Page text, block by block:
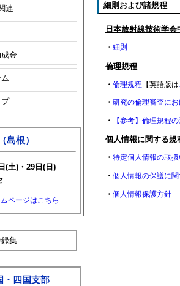
連
金
島根）
(土)・29日(日)
ページはこちら
集
・四国支部
細則および諸規程
日本放射線技術学
・ 細則
倫理規程
・ 倫理規程 【英語版は
・ 研究の倫理審査に
・ 【参考】倫理規程
個人情報に関する規
・ 特定個人情報の取
・ 個人情報の保護に
・ 個人情報保護方針